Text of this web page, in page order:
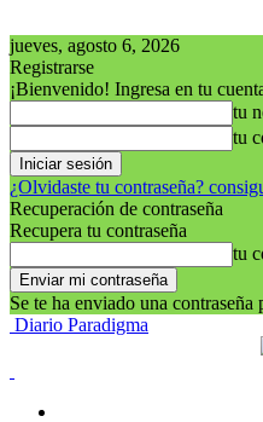
jueves, agosto 6, 2026
Registrarse
¡Bienvenido! Ingresa en tu
tu
tu
¿Olvidaste tu contraseña?
Recuperación de contraseña
Recupera tu contraseña
tu
Se te ha enviado una
Diario Paradigma